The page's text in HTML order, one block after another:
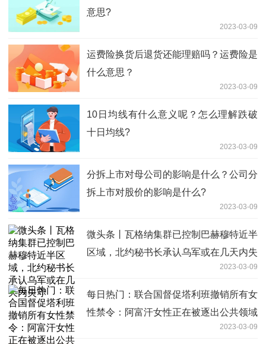
意思?
2023-03-09
运费险换货后退货还能理赔吗？运费险是
什么意思？
2023-03-09
10日均线有什么意义呢？怎么理解跌破
十日均线?
2023-03-09
分拆上市对母公司的影响是什么？公司分
拆上市对股价的影响是什么?
2023-03-09
微头条丨瓦格纳集群已控制巴赫穆特近半
区域，北约秘书长承认乌军或在几天内失
2023-03-09
每日热门：联合国督促塔利班撤销所有女
性禁令：阿富汗女性正在被逐出公共领域
2023-03-09